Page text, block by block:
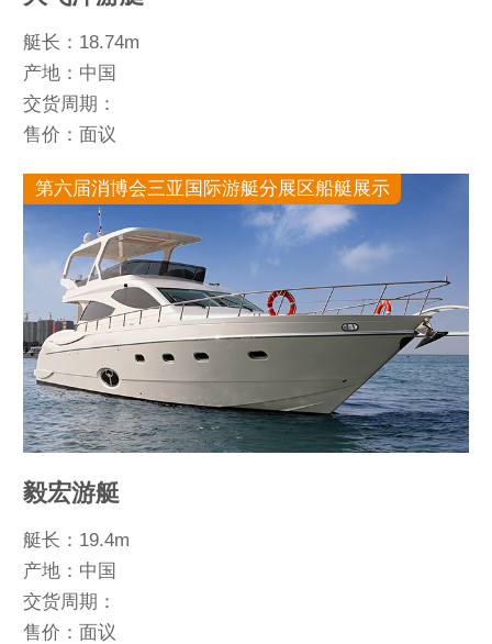
艇长：18.74m
产地：中国
交货周期：
售价：面议
第六届消博会三亚国际游艇分展区船艇展示
毅宏游艇
艇长：19.4m
产地：中国
交货周期：
售价：面议